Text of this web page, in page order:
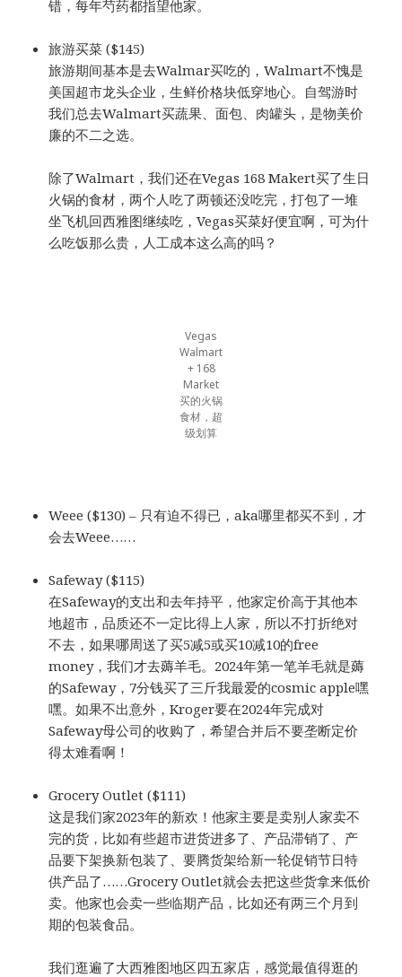
错，每年芍药都指望他家。
旅游买菜 ($145)
旅游期间基本是去Walmar买吃的，Walmart不愧是
美国超市龙头企业，生鲜价格块低穿地心。自驾游时
我们总去Walmart买蔬果、面包、肉罐头，是物美价
廉的不二之选。
除了Walmart，我们还在Vegas 168 Makert买了生日
火锅的食材，两个人吃了两顿还没吃完，打包了一堆
坐飞机回西雅图继续吃，Vegas买菜好便宜啊，可为什
么吃饭那么贵，人工成本这么高的吗？
Vegas
Walmart
+ 168
Market
买的火锅
食材，超
级划算
Weee ($130) – 只有迫不得已，aka哪里都买不到，才
会去Weee……
Safeway ($115)
在Safeway的支出和去年持平，他家定价高于其他本
地超市，品质还不一定比得上人家，所以不打折绝对
不去，如果哪周送了买5减5或买10减10的free
money，我们才去薅羊毛。2024年第一笔羊毛就是薅
的Safeway，7分钱买了三斤我最爱的cosmic apple嘿
嘿。如果不出意外，Kroger要在2024年完成对
Safeway母公司的收购了，希望合并后不要垄断定价
得太难看啊！
Grocery Outlet ($111)
这是我们家2023年的新欢！他家主要是卖别人家卖不
完的货，比如有些超市进货进多了、产品滞销了、产
品要下架换新包装了、要腾货架给新一轮促销节日特
供产品了……Grocery Outlet就会去把这些货拿来低价
卖。他家也会卖一些临期产品，比如还有两三个月到
期的包装食品。
我们逛遍了大西雅图地区四五家店，感觉最值得逛的